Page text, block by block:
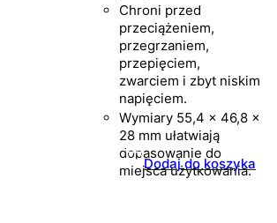
Chroni przed
przeciążeniem,
przegrzaniem,
przepięciem,
zwarciem i zbyt niskim
napięciem.
Wymiary 55,4 × 46,8 ×
28 mm ułatwiają
dopasowanie do
miejsca użytkowania.
Dodaj do koszyka